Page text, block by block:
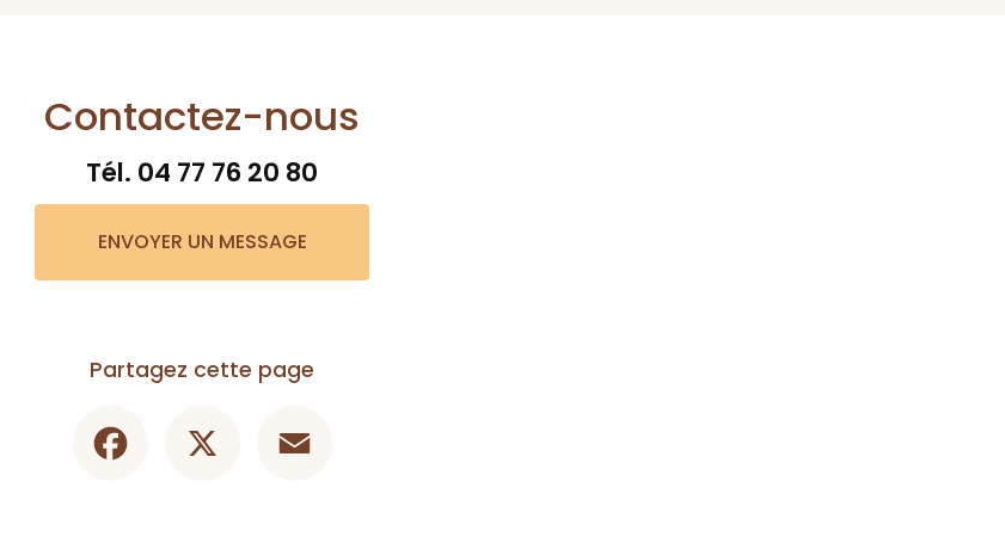
Contactez-nous
Tél. 04 77 76 20 80
ENVOYER UN MESSAGE
Partagez cette page